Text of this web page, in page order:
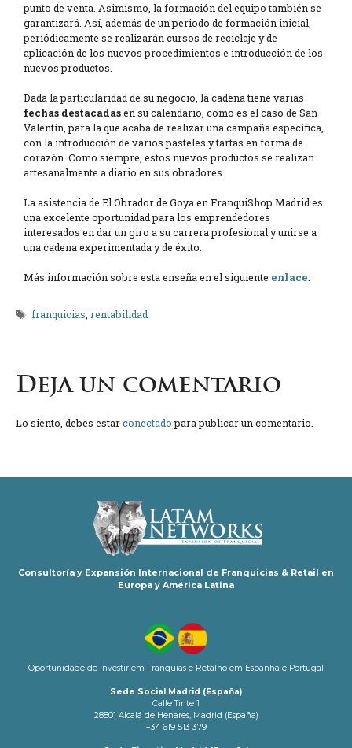
punto de venta. Asimismo, la formación del equipo también se
garantizará. Así, además de un periodo de formación inicial,
periódicamente se realizarán cursos de reciclaje y de
aplicación de los nuevos procedimientos e introducción de los
nuevos productos.
Dada la particularidad de su negocio, la cadena tiene varias
fechas destacadasen su calendario, como es el caso de San
Valentín, para la que acaba de realizar una campaña específica,
con la introducción de varios pasteles y tartas en forma de
corazón. Como siempre, estos nuevos productos se realizan
artesanalmente a diario en sus obradores.
La asistencia de El Obrador de Goya en FranquiShop Madrid es
una excelente oportunidad para los emprendedores
interesados en dar un giro a su carrera profesional y unirse a
una cadena experimentada y de éxito.
Más información sobre esta enseña en el siguiente enlace.
Etiquetas
franquicias ,rentabilidad
Deja un comentario
Lo siento, debes estarconectadopara publicar un comentario.
Consultoría y Expansión Internacional de Franquicias & Retail en
Europa y América Latina
Oportunidade de investir em Franquias e Retalho em Espanha e Portugal
Sede Social Madrid (España)
Calle Tinte 1
28801 Alcalá de Henares, Madrid (España)
+34 619 513 379